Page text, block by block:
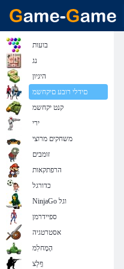
בועות
נג
היגיון
םידלי רובע םיקחשמ
קנט יקחשמ
ירי
משחקים מרוצי
זומבים
הרפתקאות
כדורגל
NinjaGo וגל
ספיידרמן
אסטרטגיה
הָמָחלִמ
ףָלַצ